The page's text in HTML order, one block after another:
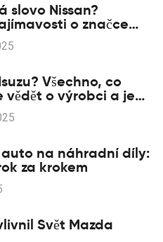
slovo Nissan?
o značce
Všechno, co
o výrobci a jeho
na náhradní díly:
za krokem
Svět Mazda